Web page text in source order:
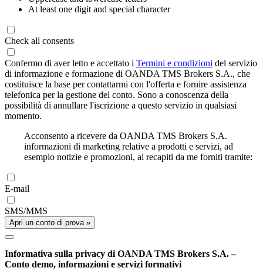
At least one digit and special character
Check all consents
Confermo di aver letto e accettato i Termini e condizioni del servizio
di informazione e formazione di OANDA TMS Brokers S.A., che
costituisce la base per contattarmi con l'offerta e fornire assistenza
telefonica per la gestione del conto. Sono a conoscenza della
possibilità di annullare l'iscrizione a questo servizio in qualsiasi
momento.
Acconsento a ricevere da OANDA TMS Brokers S.A.
informazioni di marketing relative a prodotti e servizi, ad
esempio notizie e promozioni, ai recapiti da me forniti tramite:
E-mail
SMS/MMS
Apri un conto di prova »
Informativa sulla privacy di OANDA TMS Brokers S.A. –
Conto demo, informazioni e servizi formativi